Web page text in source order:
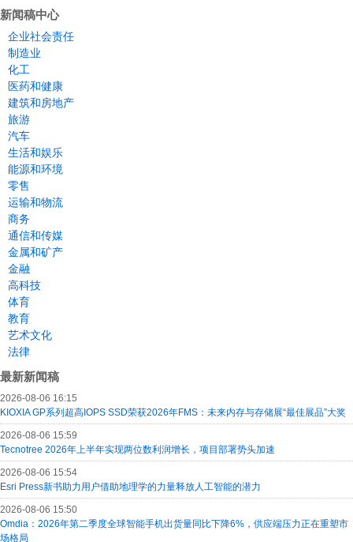
新闻稿中心
企业社会责任
制造业
化工
医药和健康
建筑和房地产
旅游
汽车
生活和娱乐
能源和环境
零售
运输和物流
商务
通信和传媒
金属和矿产
金融
高科技
体育
教育
艺术文化
法律
最新新闻稿
2026-08-06 16:15
KIOXIA GP系列超高IOPS SSD荣获2026年FMS：未来内存与存储展“最佳展品”大奖
2026-08-06 15:59
Tecnotree 2026年上半年实现两位数利润增长，项目部署势头加速
2026-08-06 15:54
Esri Press新书助力用户借助地理学的力量释放人工智能的潜力
2026-08-06 15:50
Omdia：2026年第二季度全球智能手机出货量同比下降6%，供应端压力正在重塑市
场格局